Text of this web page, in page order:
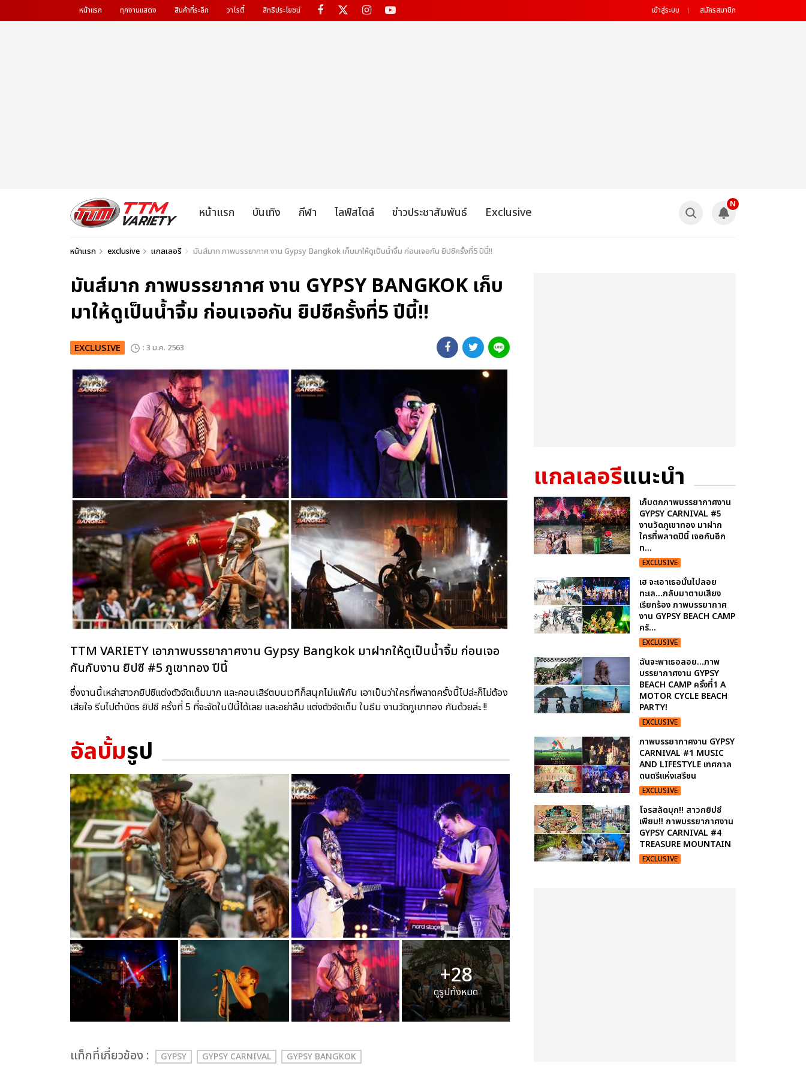
หน้าแรก ทุกงานแสดง สินค้าที่ระลึก วาไรตี้ สิทธิประโยชน์ เข้าสู่ระบบ สมัครสมาชิก
หน้าแรก บันเทิง กีฬา ไลฟ์สไตล์ ข่าวประชาสัมพันธ์ Exclusive
N
หน้าแรก exclusive แกลเลอรี มันส์มาก ภาพบรรยากาศ งาน Gypsy Bangkok เก็บมาให้ดูเป็นน้ำจิ้ม ก่อนเจอกัน ยิปซีครั้งที่5 ปีนี้!!
มันส์มาก ภาพบรรยากาศ งาน GYPSY BANGKOK เก็บ
มาให้ดูเป็นน้ำจิ้ม ก่อนเจอกัน ยิปซีครั้งที่5 ปีนี้!!
EXCLUSIVE : 3 ม.ค. 2563
TTM VARIETY เอาภาพบรรยากาศงาน Gypsy Bangkok มาฝากให้ดูเป็นน้ำจิ้ม ก่อนเจอ
กันกับงาน ยิปซี #5 ภูเขาทอง ปีนี้
ซึ่งงานนี้เหล่าสาวกยิปซีแต่งตัวจัดเต็มมาก และคอนเสิร์ตบนเวทีก็สนุกไม่แพ้กัน เอาเป็นว่าใครที่พลาดครั้งนี้ไปล่ะก็ไม่ต้อง
เสียใจ รีบไปตำบัตร ยิปซี ครั้งที่ 5 ที่จะจัดในปีนี้ได้เลย และอย่าลืม แต่งตัวจัดเต็ม ในธีม งานวัดภูเขาทอง กันด้วยล่ะ !!
อัลบั้มรูป
+28
ดูรูปทั้งหมด
เเท็กที่เกี่ยวข้อง : GYPSY GYPSY CARNIVAL GYPSY BANGKOK
แกลเลอรีแนะนำ
เก็บตกภาพบรรยากาศงาน
GYPSY CARNIVAL #5
งานวัดภูเขาทอง มาฝาก
ใครที่พลาดปีนี้ เจอกันอีก
ท...
EXCLUSIVE
เฮ จะเอาเธอนั้นไปลอย
ทะเล...กลับมาตามเสียง
เรียกร้อง ภาพบรรยากาศ
งาน GYPSY BEACH CAMP
ครั...
EXCLUSIVE
ฉันจะพาเธอลอย...ภาพ
บรรยากาศงาน GYPSY
BEACH CAMP ครั้งที่1 A
MOTOR CYCLE BEACH
PARTY!
EXCLUSIVE
ภาพบรรยากาศงาน GYPSY
CARNIVAL #1 MUSIC
AND LIFESTYLE เทศกาล
ดนตรีแห่งเสรีชน
EXCLUSIVE
โจรสลัดบุก!! สาวกยิปซี
เพียบ!! ภาพบรรยากาศงาน
GYPSY CARNIVAL #4
TREASURE MOUNTAIN
EXCLUSIVE